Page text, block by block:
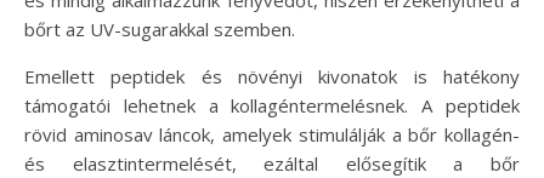
bőrt az UV-sugarakkal szemben.
Emellett peptidek és növényi kivonatok is hatékony
támogatói lehetnek a kollagéntermelésnek. A peptidek
rövid aminosav láncok, amelyek stimulálják a bőr kollagén-
és elasztintermelését, ezáltal elősegítik a bőr